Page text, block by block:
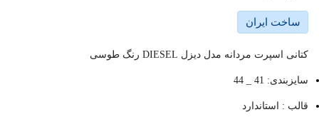
ساخت ایران
کتانی اسپرت مردانه مدل دیزل DIESEL رنگ طوسی
سایزبندی: 41 _ 44
قالب : استاندارد